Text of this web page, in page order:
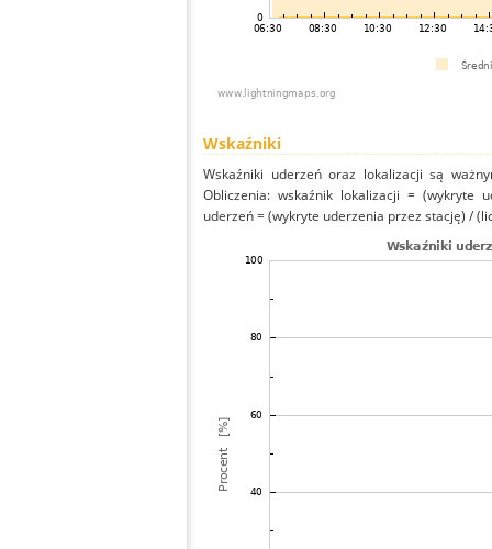
Wskaźniki
Wskaźniki uderzeń oraz lokalizacji są
Obliczenia: wskaźnik lokalizacji = (wykryte
uderzeń = (wykryte uderzenia przez stację) /